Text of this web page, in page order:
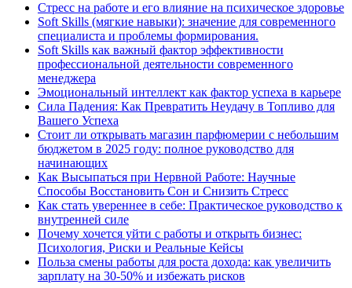
Стресс на работе и его влияние на психическое здоровье
Soft Skills (мягкие навыки): значение для современного
специалиста и проблемы формирования.
Soft Skills как важный фактор эффективности
профессиональной деятельности современного
менеджера
Эмоциональный интеллект как фактор успеха в карьере
Сила Падения: Как Превратить Неудачу в Топливо для
Вашего Успеха
Стоит ли открывать магазин парфюмерии с небольшим
бюджетом в 2025 году: полное руководство для
начинающих
Как Высыпаться при Нервной Работе: Научные
Способы Восстановить Сон и Снизить Стресс
Как стать увереннее в себе: Практическое руководство к
внутренней силе
Почему хочется уйти с работы и открыть бизнес:
Психология, Риски и Реальные Кейсы
Польза смены работы для роста дохода: как увеличить
зарплату на 30-50% и избежать рисков